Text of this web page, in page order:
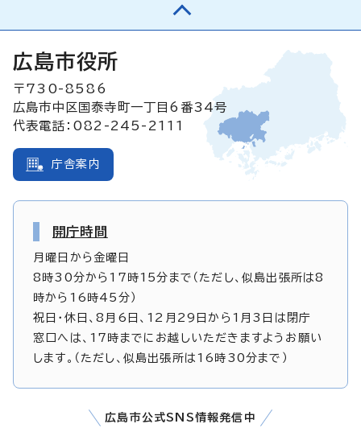
広島市役所
〒730-8586
広島市中区国泰寺町一丁目6番34号
代表電話：082-245-2111
庁舎案内
開庁時間
月曜日から金曜日
8時30分から17時15分まで（ただし、似島出張所は8
時から16時45分）
祝日・休日、8月6日、12月29日から1月3日は閉庁
窓口へは、17時までにお越しいただきますようお願い
します。（ただし、似島出張所は16時30分まで）
広島市公式SNS情報発信中